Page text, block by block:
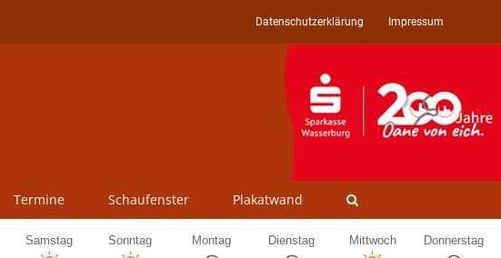
Datenschutzerklärung Impressum
Termine Schaufenster Plakatwand